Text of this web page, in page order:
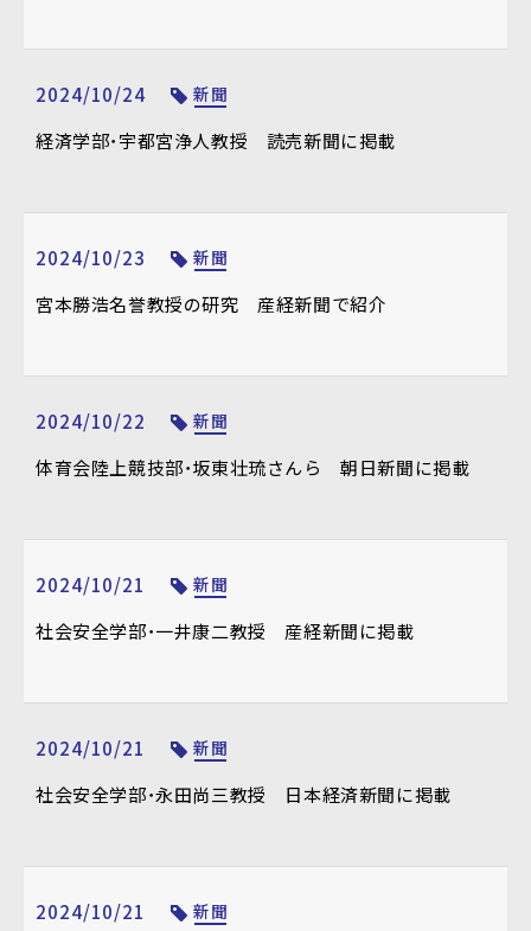
2024/10/24 新聞
経済学部・宇都宮浄人教授 読売新聞に掲載
2024/10/23 新聞
宮本勝浩名誉教授の研究 産経新聞で紹介
2024/10/22 新聞
体育会陸上競技部・坂東壮琉さんら 朝日新聞に掲載
2024/10/21 新聞
社会安全学部・一井康二教授 産経新聞に掲載
2024/10/21 新聞
社会安全学部・永田尚三教授 日本経済新聞に掲載
2024/10/21 新聞